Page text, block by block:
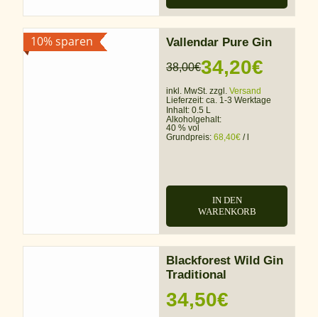
10% sparen Vallendar Pure Gin
38,00€
Ursprünglicher
Preis
war:
38,00€
34,20€
Aktueller
Preis
ist:
34,20€.
inkl. MwSt. zzgl. Versand
Lieferzeit: ca. 1-3 Werktage
Inhalt: 0.5 L
Alkoholgehalt:
40 % vol
Grundpreis: 68,40€ /
IN DEN
WARENKORB
Blackforest Wild Gin
Traditional
34,50€